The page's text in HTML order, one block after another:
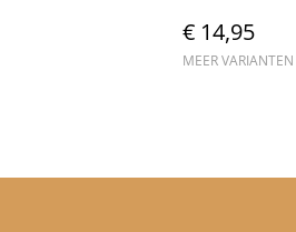
€ 14,95
MEER